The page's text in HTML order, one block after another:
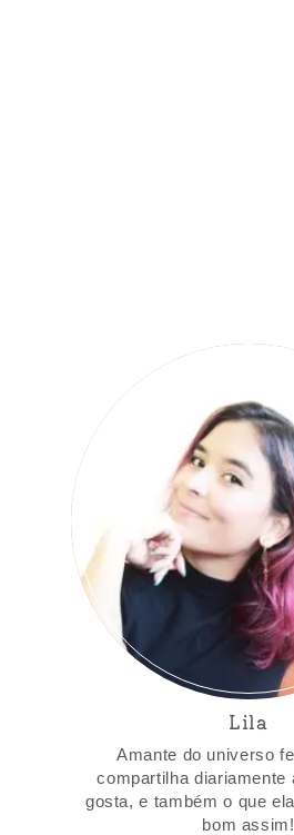
Lila
Amante do universo
compartilha diariamente
gosta, e também o que
bom assim!